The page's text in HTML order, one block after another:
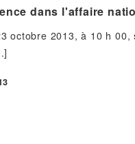
dans l'affaire
octobre 2013, à 10 h